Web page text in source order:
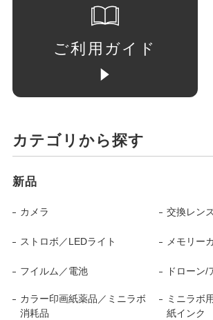
ご利用ガイド
カテゴリから探す
新品
カメラ 交換レン
ストロボ／LEDライト メモリー
フイルム／電池 ドローン/
カラー印画紙薬品／ミニラボ
消耗品
ミニラボ
紙インク